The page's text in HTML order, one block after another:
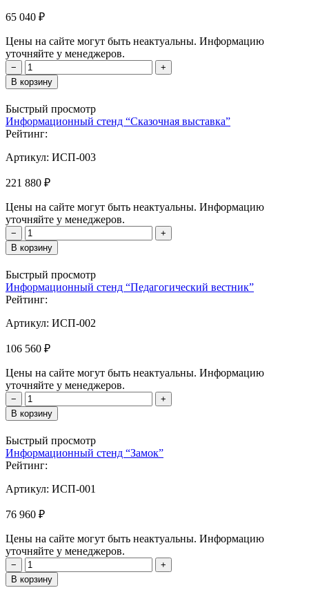
65 040 ₽
Цены на сайте могут быть неактуальны. Информацию
уточняйте у менеджеров.
−
+
В корзину
Быстрый просмотр
Информационный стенд “Сказочная выставка”
Рейтинг:
Артикул: ИСП-003
221 880 ₽
Цены на сайте могут быть неактуальны. Информацию
уточняйте у менеджеров.
−
+
В корзину
Быстрый просмотр
Информационный стенд “Педагогический вестник”
Рейтинг:
Артикул: ИСП-002
106 560 ₽
Цены на сайте могут быть неактуальны. Информацию
уточняйте у менеджеров.
−
+
В корзину
Быстрый просмотр
Информационный стенд “Замок”
Рейтинг:
Артикул: ИСП-001
76 960 ₽
Цены на сайте могут быть неактуальны. Информацию
уточняйте у менеджеров.
−
+
В корзину